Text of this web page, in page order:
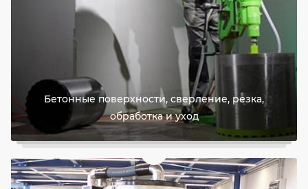
Бетонные поверхности, сверление, резка,
обработка и уход